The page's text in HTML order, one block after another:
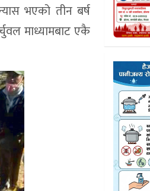
भएको तीन बर्ष
माध्यामबाट एकै